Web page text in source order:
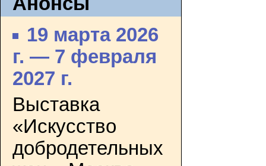
19 марта 2026
г. — 7 февраля
2027 г.
Выставка
«Искусство
добродетельных